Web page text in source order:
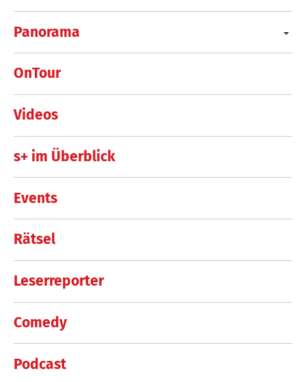
Panorama
OnTour
Videos
s+ im Überblick
Events
Rätsel
Leserreporter
Comedy
Podcast